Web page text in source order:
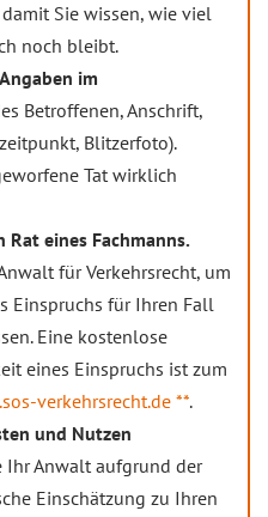
Sie wissen, wie viel
noch bleibt.
im
Betroffenen, Anschrift,
Blitzerfoto).
Tat wirklich
Rat eines Fachmanns.
für Verkehrsrecht, um
Einspruchs für Ihren Fall
Eine kostenlose
eines Einspruchs ist zum
verkehrsrecht.de **.
und Nutzen
Ihr Anwalt aufgrund der
Einschätzung zu Ihren